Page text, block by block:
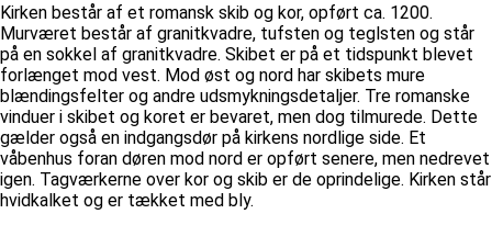
Kirken består af et romansk skib og kor, opført ca. 1200.
Murværet består af granitkvadre, tufsten og teglsten og står
på en sokkel af granitkvadre. Skibet er på et tidspunkt blevet
forlænget mod vest. Mod øst og nord har skibets mure
blændingsfelter og andre udsmykningsdetaljer. Tre romanske
vinduer i skibet og koret er bevaret, men dog tilmurede. Dette
gælder også en indgangsdør på kirkens nordlige side. Et
våbenhus foran døren mod nord er opført senere, men nedrevet
igen. Tagværkerne over kor og skib er de oprindelige. Kirken står
hvidkalket og er tækket med bly.